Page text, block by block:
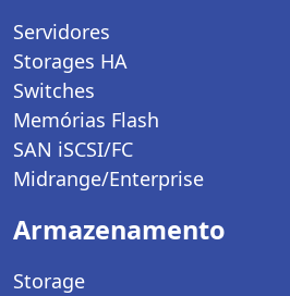
Servidores
Storages HA
Switches
Memórias Flash
SAN iSCSI/FC
Midrange/Enterprise
Armazenamento
Storage